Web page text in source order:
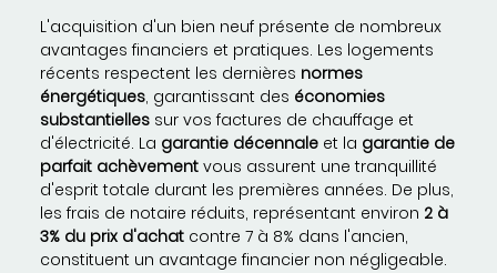
L'acquisition d'un bien neuf présente de nombreux
avantages financiers et pratiques. Les logements
récents respectent les dernières normes
énergétiques, garantissant des économies
substantielles sur vos factures de chauffage et
d'électricité. La garantie décennale et la garantie de
parfait achèvement vous assurent une tranquillité
d'esprit totale durant les premières années. De plus,
les frais de notaire réduits, représentant environ 2 à
3% du prix d'achat contre 7 à 8% dans l'ancien,
constituent un avantage financier non négligeable.